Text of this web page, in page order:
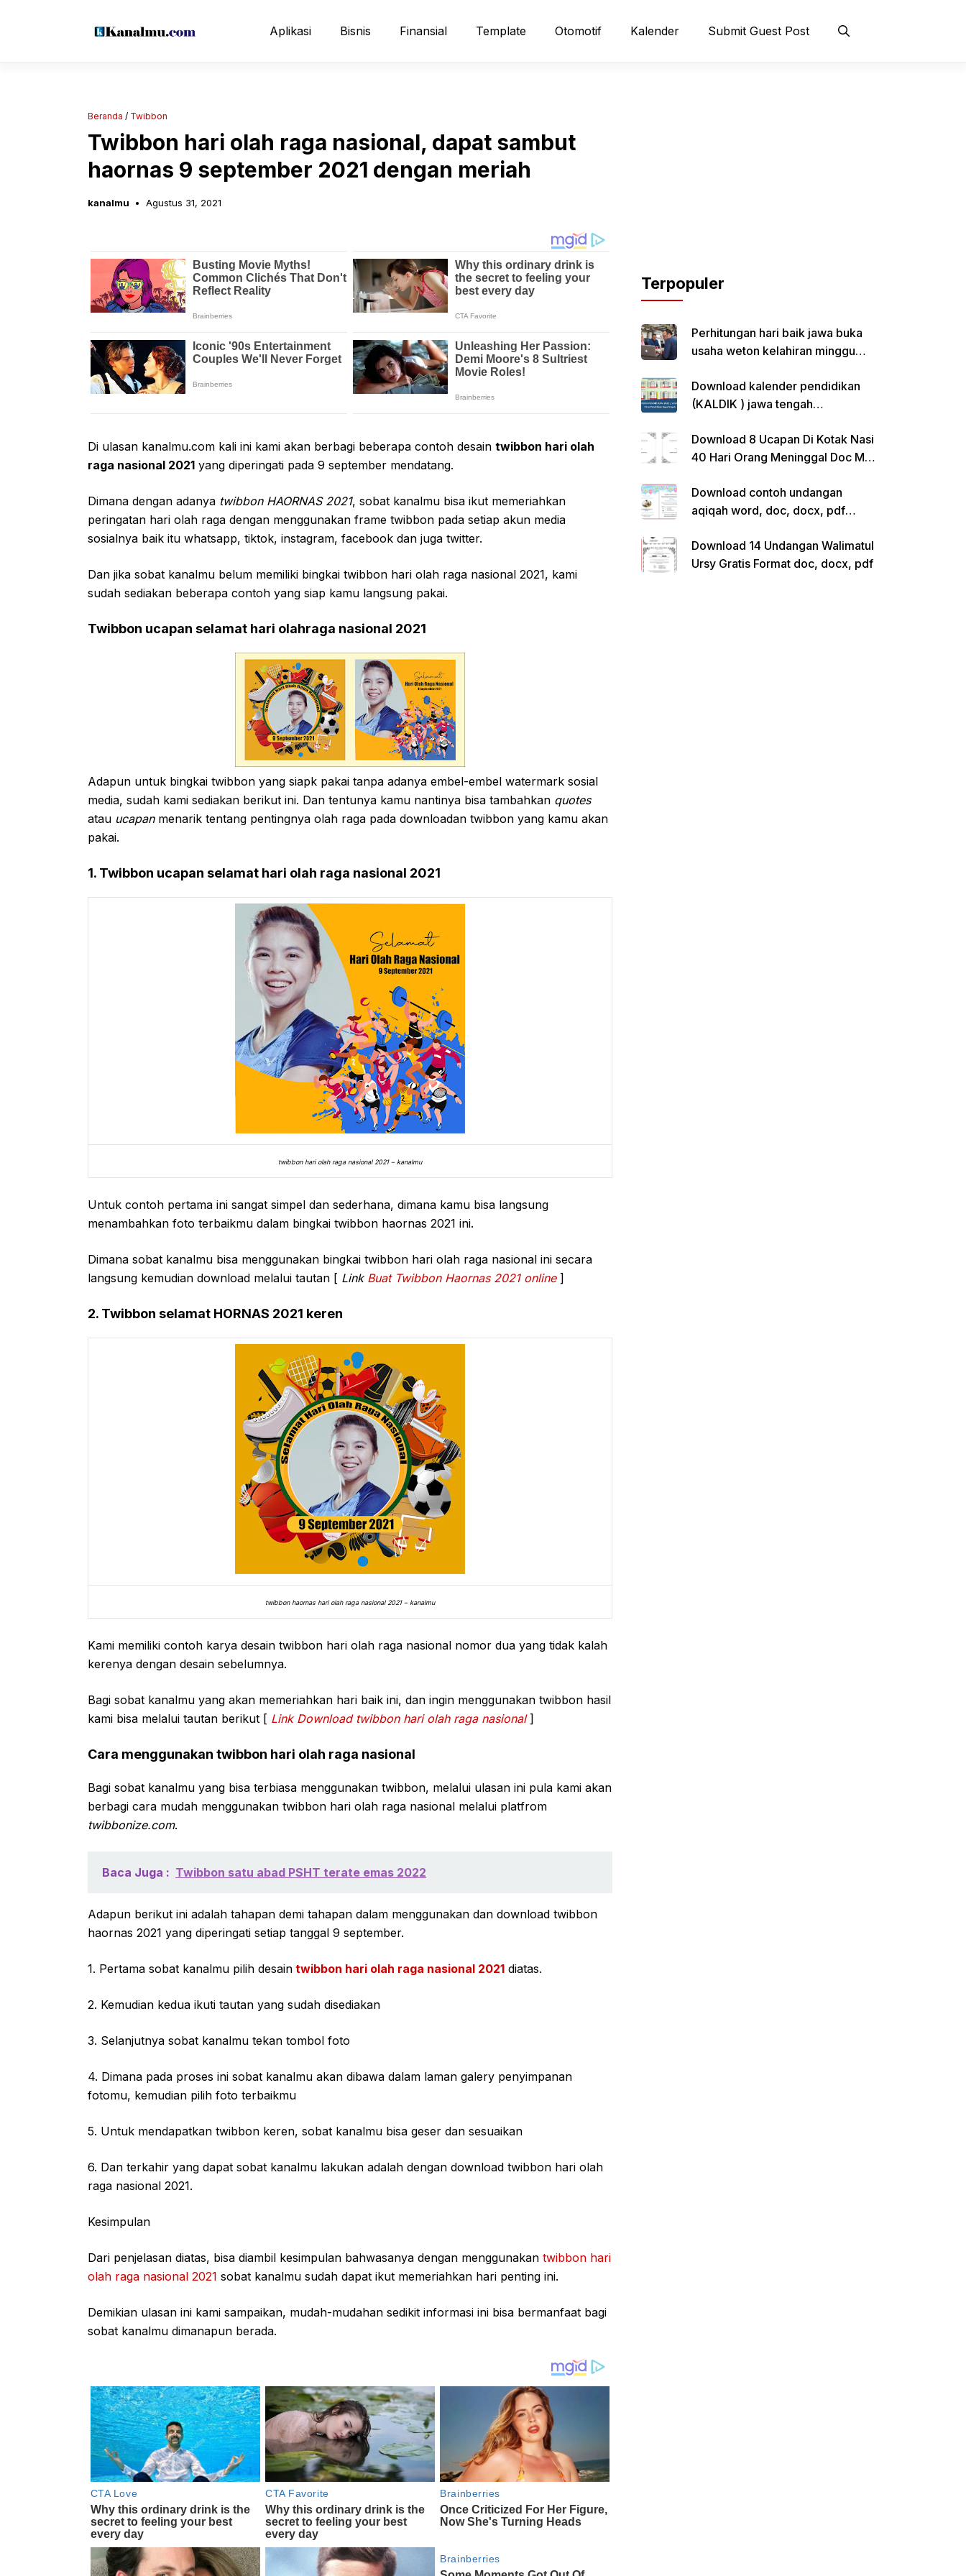
Aplikasi Bisnis Finansial Template Otomotif Kalender Submit Guest Post
Beranda / Twibbon
Twibbon hari olah raga nasional, dapat sambut
haornas 9 september 2021 dengan meriah
kanalmu Agustus 31, 2021
Di ulasan kanalmu.com kali ini kami akan berbagi beberapa contoh desain twibbon hari olah
raga nasional 2021 yang diperingati pada 9 september mendatang.
Dimana dengan adanya twibbon HAORNAS 2021, sobat kanalmu bisa ikut memeriahkan
peringatan hari olah raga dengan menggunakan frame twibbon pada setiap akun media
sosialnya baik itu whatsapp, tiktok, instagram, facebook dan juga twitter.
Dan jika sobat kanalmu belum memiliki bingkai twibbon hari olah raga nasional 2021, kami
sudah sediakan beberapa contoh yang siap kamu langsung pakai.
Twibbon ucapan selamat hari olahraga nasional 2021
Adapun untuk bingkai twibbon yang siapk pakai tanpa adanya embel-embel watermark sosial
media, sudah kami sediakan berikut ini. Dan tentunya kamu nantinya bisa tambahkan quotes
atau ucapan menarik tentang pentingnya olah raga pada downloadan twibbon yang kamu akan
pakai.
1. Twibbon ucapan selamat hari olah raga nasional 2021
twibbon hari olah raga nasional 2021 – kanalmu
Untuk contoh pertama ini sangat simpel dan sederhana, dimana kamu bisa langsung
menambahkan foto terbaikmu dalam bingkai twibbon haornas 2021 ini.
Dimana sobat kanalmu bisa menggunakan bingkai twibbon hari olah raga nasional ini secara
langsung kemudian download melalui tautan [ Link Buat Twibbon Haornas 2021 online]
2. Twibbon selamat HORNAS 2021 keren
twibbon haornas hari olah raga nasional 2021 – kanalmu
Kami memiliki contoh karya desain twibbon hari olah raga nasional nomor dua yang tidak kalah
kerenya dengan desain sebelumnya.
Bagi sobat kanalmu yang akan memeriahkan hari baik ini, dan ingin menggunakan twibbon hasil
kami bisa melalui tautan berikut [ Link Download twibbon hari olah raga nasional ]
Cara menggunakan twibbon hari olah raga nasional
Bagi sobat kanalmu yang bisa terbiasa menggunakan twibbon, melalui ulasan ini pula kami akan
berbagi cara mudah menggunakan twibbon hari olah raga nasional melalui platfrom
twibbonize.com.
Baca Juga : Twibbon satu abad PSHT terate emas 2022
Adapun berikut ini adalah tahapan demi tahapan dalam menggunakan dan download twibbon
haornas 2021 yang diperingati setiap tanggal 9 september.
1. Pertama sobat kanalmu pilih desain twibbon hari olah raga nasional 2021 diatas.
2. Kemudian kedua ikuti tautan yang sudah disediakan
3. Selanjutnya sobat kanalmu tekan tombol foto
4. Dimana pada proses ini sobat kanalmu akan dibawa dalam laman galery penyimpanan
fotomu, kemudian pilih foto terbaikmu
5. Untuk mendapatkan twibbon keren, sobat kanalmu bisa geser dan sesuaikan
6. Dan terkahir yang dapat sobat kanalmu lakukan adalah dengan download twibbon hari olah
raga nasional 2021.
Kesimpulan
Dari penjelasan diatas, bisa diambil kesimpulan bahwasanya dengan menggunakan twibbon hari
olah raga nasional 2021 sobat kanalmu sudah dapat ikut memeriahkan hari penting ini.
Demikian ulasan ini kami sampaikan, mudah-mudahan sedikit informasi ini bisa bermanfaat bagi
sobat kanalmu dimanapun berada.
Terpopuler
Perhitungan hari baik jawa buka
usaha weton kelahiran minggu
Download kalender pendidikan
(KALDIK ) jawa tengah
Download 8 Ucapan Di Kotak Nasi
40 Hari Orang Meninggal Doc Ms.
Download contoh undangan
aqiqah word, doc, docx, pdf
Download 14 Undangan Walimatul
Ursy Gratis Format doc, docx, pdf